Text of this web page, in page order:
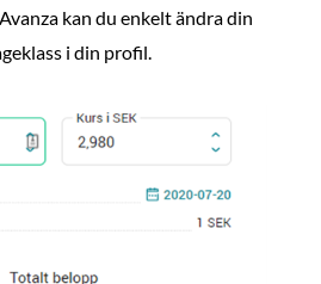
kan du enkelt ändra din
i din profil.